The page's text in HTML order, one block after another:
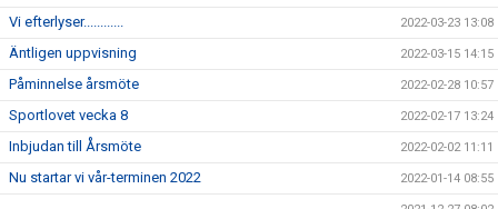
Vi efterlyser............ 2022-03-23 13:08
Äntligen uppvisning 2022-03-15 14:15
Påminnelse årsmöte 2022-02-28 10:57
Sportlovet vecka 8 2022-02-17 13:24
Inbjudan till Årsmöte 2022-02-02 11:11
Nu startar vi vår-terminen 2022 2022-01-14 08:55